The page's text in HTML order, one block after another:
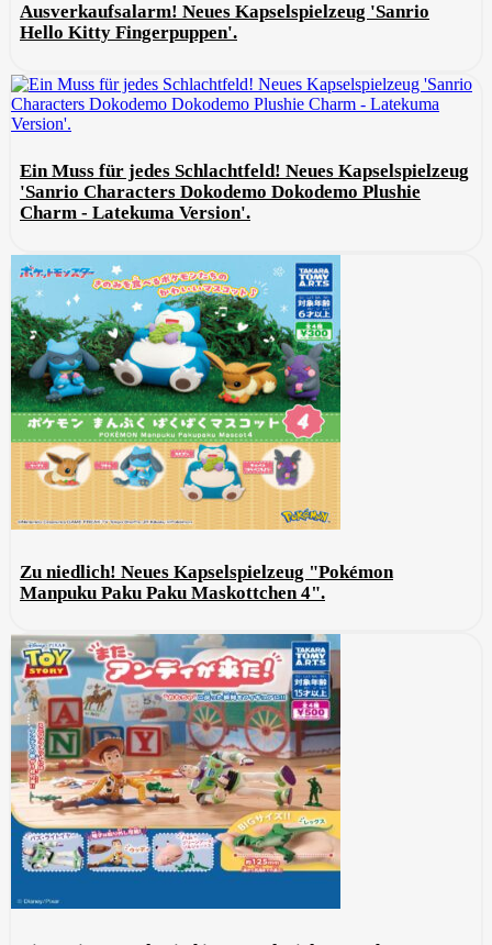
Ausverkaufsalarm! Neues Kapselspielzeug 'Sanrio
Hello Kitty Fingerpuppen'.
Ein Muss für jedes Schlachtfeld! Neues Kapselspielzeug
'Sanrio Characters Dokodemo Dokodemo Plushie
Charm - Latekuma Version'.
Zu niedlich! Neues Kapselspielzeug "Pokémon
Manpuku Paku Paku Maskottchen 4".